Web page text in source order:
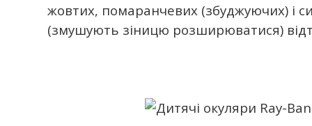
жовтих, помаранчевих (збуджуючих) і
(змушують зіницю розширюватися)